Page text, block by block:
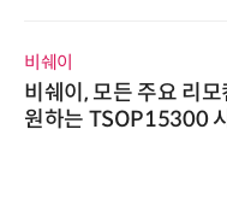
드 지
IR 수